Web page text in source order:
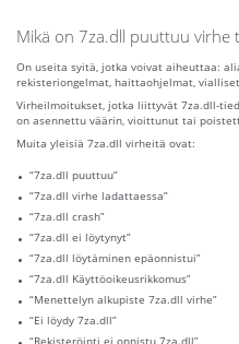
Mikä on 7za.dll puuttuu virhe
On useita syitä, jotka voivat aiheuttaa:
rekisteriongelmat, haittaohjelmat,
Virheilmoitukset, jotka liittyvät 7za.dll-
on asennettu väärin, vioittunut tai
Muita yleisiä 7za.dll virheitä ovat:
“7za.dll puuttuu”
“7za.dll virhe ladattaessa”
“7za.dll crash”
“7za.dll ei löytynyt”
“7za.dll löytäminen epäonnistui”
“7za.dll Käyttöoikeusrikkomus”
“Menettelyn alkupiste 7za.dll virhe”
“Ei löydy 7za.dll”
“Rekisteröinti ei onnistu 7za.dll”